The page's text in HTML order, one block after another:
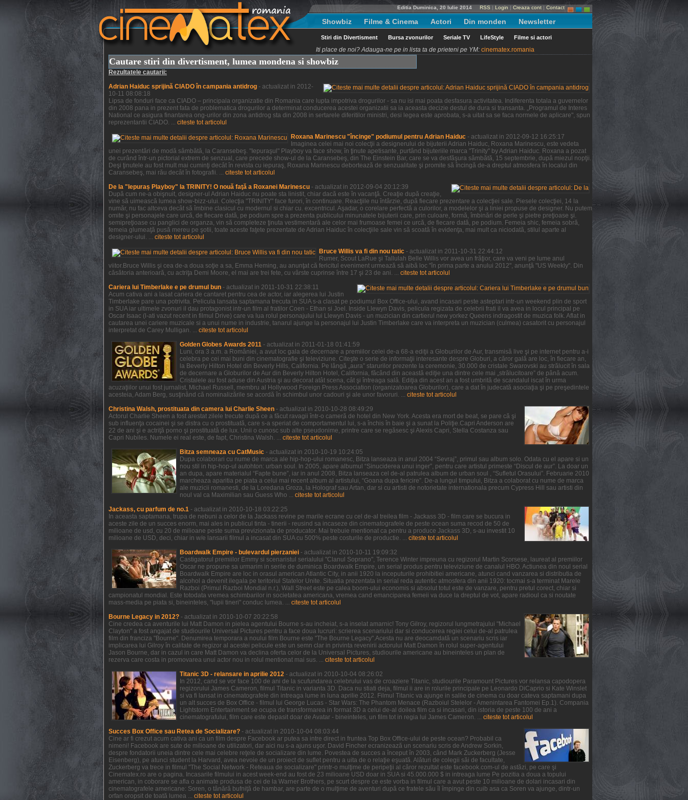
Editia Duminica, 20 Iulie 2014 RSS | Login | Creaza cont | Contact
Showbiz Filme & Cinema Actori Din monden Newsletter
Stiri din Divertisment Bursa zvonurilor Seriale TV LifeStyle Filme si actori
Iti place de noi? Adauga-ne pe in lista ta de prieteni pe YM: cinematex.romania
Cautare stiri din divertisment, lumea mondena si showbiz
Rezultatele cautarii:
Adrian Haiduc sprijină CIADO în campania antidrog - actualizat in 2012-
10-11 08:08:18
Lipsa de fonduri face ca CIADO – principala organizatie din Romania care lupta impotriva drogurilor - sa nu isi mai poata desfasura activitatea. Indiferenta totala a guvernelor
din 2008 pana in prezent fata de problematica drogurilor a determinat conducerea acestei organizatii sa ia aceasta decizie destul de dura si transanta. „Programul de Interes
National ce asigura finantarea ong-urilor din zona antidrog sta din 2008 in sertarele diferitilor ministri, desi legea este aprobata, s-a uitat sa se faca normele de aplicare", spun
reprezentantii CIADO. ... citeste tot articolul
Roxana Marinescu "încinge" podiumul pentru Adrian Haiduc - actualizat in 2012-09-12 16:25:17
Imaginea celei mai noi colecţii a designerului de bijuterii Adrian Haiduc, Roxana Marinescu, este vedeta
unei prezentări de modă sâmbătă, la Caransebeş. "Iepuraşul" Playboy va face show, în ţinute apetisante, purtând bijuteriile marca "Trinity" by Adrian Haiduc. Roxana a pozat
de curând într-un pictorial extrem de senzual, care precede show-ul de la Caransebeş, din The Einstein Bar, care se va desfăşura sâmbătă, 15 septembrie, după miezul nopţii.
Deşi ţinutele au fost mult mai cuminţi decât în revista cu iepuraş, Roxana Marinescu debortează de senzualitate şi promite să încingă de-a dreptul atmosfera în localul din
Caransebeş, mai rău decât în fotografii. ... citeste tot articolul
De la "Iepuraș Playboy" la TRINITY! O nouă faţă a Roxanei Marinescu - actualizat in 2012-09-04 20:12:39
După cum ne-a obişnuit, designer-ul Adrian Haiduc nu poate sta linistit, chiar dacă este în vacanţă. Creaţie după creaţie,
vine să uimească lumea show-bizz-ului. Colecţia "TRINITY" face furori, în continuare. Reacţiile nu întârzie, după fiecare prezentare a colecţiei sale. Piesele colecţiei, 14 la
număr, nu fac altceva decât să îmbine clasicul cu modernul si chiar cu. excentricul. Aşadar, o corelare perfectă a culorilor, a modelelor şi a liniei propuse de designer. Nu putem
omite şi personajele care urcă, de fiecare dată, pe podium spre a prezenta publicului minunatele bijuterii care, prin culoare, formă, îmbinări de perle şi pietre preţioase şi.
semipreţioase cu panglici de organza, vin să completeze ţinuta vestimentară ale celor mai frumoase femei ce urcă, de fiecare dată, pe podium. Femeia shic, femeia sobră,
femeia glumeaţă pusă mereu pe şotii, toate aceste faţete prezentate de Adrian Haiduc în colecţiile sale vin să scoată în evidenţa, mai mult ca niciodată, stilul aparte al
designer-ului. ... citeste tot articolul
Bruce Willis va fi din nou tatic - actualizat in 2011-10-31 22:44:12
Rumer, Scout LaRue şi Tallulah Belle Willis vor avea un frăţior, care va veni pe lume anul
viitor.Bruce Willis şi cea de-a doua soţie a sa, Emma Heming, au anunţat că fericitul eveniment urmează să aibă loc "în prima parte a anului 2012", anunţă "US Weekly". Din
căsătoria anterioară, cu actriţa Demi Moore, el mai are trei fete, cu vârste cuprinse între 17 şi 23 de ani. ... citeste tot articolul
Cariera lui Timberlake e pe drumul bun - actualizat in 2011-10-31 22:38:11
Acum cativa ani a lasat cariera de cantaret pentru cea de actor, iar alegerea lui Justin
Timberlake pare una potrivita. Pelicula lansata saptamana trecuta in SUA s-a clasat pe podiumul Box Office-ului, avand incasari peste asteptari intr-un weekend plin de sport
in SUA iar ultimele zvonuri il dau protagonist intr-un film al fratilor Coen - Ethan si Joel. Inside Llewyn Davis, pelicula regizata de celebrii frati il va avea in locul principal pe
Oscar Isaac (l-ati vazut recent in filmul Drive) care va lua rolul personajului lui Llewyn Davis - un muzician din cartierul new yorkez Queens indragostit de muzica folk. Aflat in
cautarea unei cariere muzicale si a unui nume in industrie, tanarul ajunge la personajul lui Justin Timberlake care va interpreta un muzician (culmea) casatorit cu personajul
interpretat de Carey Mulligan. ... citeste tot articolul
Golden Globes Awards 2011 - actualizat in 2011-01-18 01:41:59
Luni, ora 3 a.m. a României, a avut loc gala de decernare a premiilor celei de-a 68-a ediţii a Globurilor de Aur, transmisă live şi pe internet pentru a-i
celebra pe cei mai buni din cinematografie şi televiziune. Citeşte o serie de informaţii interesante despre Globuri, a căror gală are loc, în fiecare an,
la Beverly Hilton Hotel din Beverly Hills, California. Pe lângă „aura” starurilor prezente la ceremonie, 30.000 de cristale Swarovski au strălucit în sala
de decernare a Globurilor de Aur din Beverly Hilton Hotel, California, făcând din această ediţie una dintre cele mai „strălucitoare” de până acum.
Cristalele au fost aduse din Austria şi au decorat atât scena, cât şi întreaga sală. Ediţia din acest an a fost umbrită de scandalul iscat în urma
acuzaţiilor unui fost jurnalist, Michael Russell, membru al Hollywood Foreign Press Association (organizatoarea Globurilor), care a dat în judecată asociaţia şi pe preşedintele
acesteia, Adam Berg, susţinând că nominalizările se acordă în schimbul unor cadouri şi ale unor favoruri. ... citeste tot articolul
Christina Walsh, prostituata din camera lui Charlie Sheen - actualizat in 2010-10-28 08:49:29
Actorul Charlie Sheen a fost arestat zilele trecute după ce a făcut ravagii într-o cameră de hotel din New York. Acesta era mort de beat, se pare că şi
sub influenţa cocainei şi se distra cu o prostituată, care s-a speriat de comportamentul lui, s-a închis în baie şi a sunat la Poliţie.Capri Anderson are
22 de ani şi e actriţă porno şi prostituată de lux. Unii o cunosc sub alte pseudonime, printre care se regăsesc şi Alexis Capri, Stella Costanza sau
Capri Nubiles. Numele ei real este, de fapt, Christina Walsh. ... citeste tot articolul
Bitza semneaza cu CatMusic - actualizat in 2010-10-19 10:24:05
Dupa colaborari cu nume de marca ale hip-hop-ului romanesc, Bitza lanseaza in anul 2004 “Sevraj”, primul sau album solo. Odata cu el apare si un
nou stil in hip-hop-ul autohton: urban soul. In 2005, apare albumul “Sinuciderea unui inger”, pentru care artistul primeste “Discul de aur”. La doar un
an dupa, apare materialul “Fapte bune”, iar in anul 2008, Bitza lanseaza cel de-al patrulea album de urban soul , “Sufletul Orasului”. Februarie 2010
marcheaza aparitia pe piata a celui mai recent album al artistului, “Goana dupa fericire”. De-a lungul timpului, Bitza a colaborat cu nume de marca
ale muzicii romanesti, de la Loredana Groza, la Holograf sau Artan, dar si cu artisti de notorietate internationala precum Cypress Hill sau artisti din
noul val ca Maximilian sau Guess Who ... citeste tot articolul
Jackass, cu parfum de no.1 - actualizat in 2010-10-18 03:22:25
In aceasta saptamana, trupa de nebuni a celor de la Jackass revine pe marile ecrane cu cel de-al treilea film - Jackass 3D - film care se bucura in
aceste zile de un succes enorm, mai ales in publicul tinta - tinerii - reusind sa incaseze din cinematografele de peste ocean suma recod de 50 de
milioane de usd, cu 20 de milioane peste suma previzionata de producator. Mai trebuie mentionat ca pentru a produce Jackass 3D, s-au investit 10
milioane de USD, deci, chiar in w/e lansarii filmul a incasat din SUA cu 500% peste costurile de productie. ... citeste tot articolul
Boardwalk Empire - bulevardul pierzaniei - actualizat in 2010-10-11 19:09:32
Castigatorul premiilor Emmy si scenaristul serialului "Clanul Soprano", Terence Winter impreuna cu regizorul Martin Scorsese, laureat al premiilor
Oscar ne propune sa urmarim in serile de duminica Boardwalk Empire, un serial produs pentru televiziune de canalul HBO. Actiunea din noul serial
Boardwalk Empire are loc in orasul american Atlantic City, in anii 1920 la inceputurile prohibitiei americane, atunci cand vanzarea si distributia de
alcohol a devenit ilegala pe teritoriul Statelor Unite. Situatia prezentata in serial reda autentic atmosfera din anii 1920: tocmai s-a terminat Marele
Razboi (Primul Razboi Mondial n.r.), Wall Street este pe calea boom-ului economis si absolut totul este de vanzare, pentru pretul corect, chiar si
campionatul mondial. Este totodata vremea schimbarilor in societatea americana, vremea cand emanciparea femeii va duce la dreptul de vot, apare radioul ca si noutate
mass-media pe piata si, bineinteles, "lupii tineri" conduc lumea. ... citeste tot articolul
Bourne Legacy in 2012? - actualizat in 2010-10-07 20:22:58
Cine credea ca aventurile lui Matt Damon in pielea agentului Bourne s-au incheiat, s-a inselat amarnic! Tony Gilroy, regizorul lungmetrajului "Michael
Clayton" a fost angajat de studiourile Universal Pictures pentru a face doua lucruri: scrierea scenariului dar si conducerea regiei celui de-al patrulea
film din franciza "Bourne". Denumirea temporara a noului film Bourne este "The Bourne Legacy".Acesta nu are deocamdată un scenariu scris iar
implicarea lui Gilroy în calitate de regizor al acestei pelicule este un semn clar in privinta revenirii actorului Matt Damon în rolul super-agentului
Jason Bourne, dar in cazul in care Matt Damon va declina oferta celor de la Universal Pictures, studiourile americane au bineinteles un plan de
rezerva care costa in promovarea unui actor nou in rolul mentionat mai sus. ... citeste tot articolul
Titanic 3D - relansare in aprilie 2012 - actualizat in 2010-10-04 08:26:02
In 2012, cand se vor face 100 de ani de la scufundarea celebrului vas de croaziere Titanic, studiourile Paramount Pictures vor relansa capodopera
regizorului James Cameron, filmul Titanic in varianta 3D. Daca nu stiati deja, filmul ii are in rolurile principale pe Leonardo DiCaprio si Kate Winslet
si va fi lansat in cinematografele din intreaga lume in luna aprilie 2012. Filmul Titanic va ajunge in salile de cinema cu doar cateva saptamani dupa
un alt succes de Box Office - filmul lui George Lucas - Star Wars: The Phantom Menace (Razboiul Stelelor - Amenintarea Fantomei Ep.1). Compania
Lightstorm Entertainment se ocupa de transformarea in format 3D a celui de-al doilea film ca si incasari, din istoria de peste 100 de ani a
cinematografului, film care este depasit doar de Avatar - bineinteles, un film tot in regia lui James Cameron. ... citeste tot articolul
Succes Box Office sau Retea de Socializare? - actualizat in 2010-10-04 08:03:44
Cine ar fi crezut acum cativa ani ca un film despre Facebook ar putea sa intre direct in fruntea Top Box Office-ului de peste ocean? Probabil ca
nimeni! Facebook are sute de milioane de utilizatori, dar aici nu s-a ajuns uşor. David Fincher ecranizează un scenariu scris de Andrew Sorkin,
despre fondatorii uneia dintre cele mai celebre reţele de socializare din lume. Povestea de succes a început în 2003, când Mark Zuckerberg (Jesse
Eisenberg), pe atunci student la Harvard, avea nevoie de un proiect de suflet pentru a uita de o relaţie eşuată. Alături de colegii săi de facultate,
Zuckerberg va trece in filmul "The Social Network - Reteaua de socializare" printr-o mulţime de peripeţii al căror rezultat este facebook.com-ul de astăzi, pe care şi
Cinematex.ro are o pagina. Incasarile filmului in acest week-end au fost de 23 milioane USD doar in SUA si 45.000.000 $ in intreaga lume Pe pozitia a doua a topului
american, in coborare se afla o animate produsa de cei de la Warner Brothers, pe scurt despre ce este vorba in filmul care a avut peste 10 milioane de dolari incasari din
cinematografele americane: Soren, o tânără bufniţă de hambar, are parte de o mulţime de aventuri după ce fratele său îl împinge din cuib asa ca Soren va ajunge, dintr-un
orfan oropsit de toată lumea ... citeste tot articolul